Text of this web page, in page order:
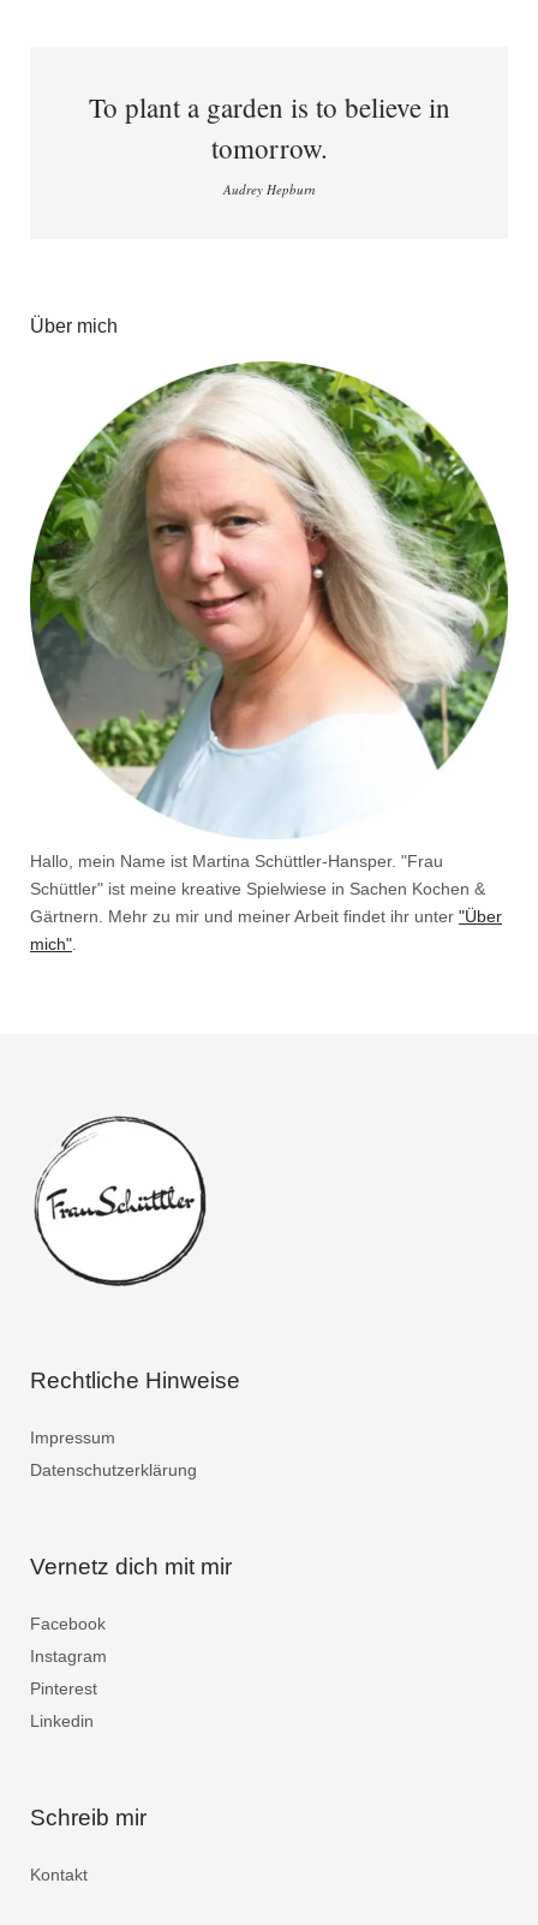
To plant a garden is to believe in
tomorrow.
Audrey Hepburn
Über mich
Hallo, mein Name ist Martina Schüttler-Hansper. "Frau
Schüttler" ist meine kreative Spielwiese in Sachen Kochen &
Gärtnern. Mehr zu mir und meiner Arbeit findet ihr unter "Über
mich"
Rechtliche Hinweise
Impressum
Datenschutzerklärung
Vernetz dich mit mir
Facebook
Instagram
Pinterest
Linkedin
Schreib mir
Kontakt